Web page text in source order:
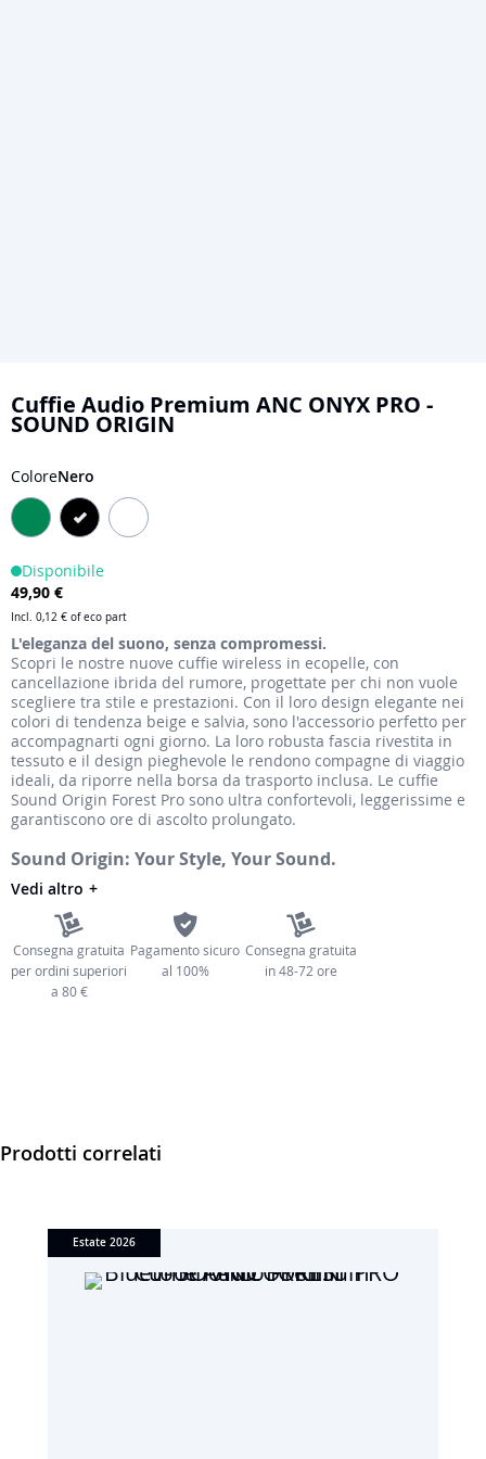
all'inizio
della
di
immagini
Cuffie Audio Premium ANC ONYX PRO -
SOUND ORIGIN
ColoreNero
Disponibile
49,90 €
Incl. 0,12 € of eco part
L'eleganza del suono, senza compromessi.
Scopri le nostre nuove cuffie wireless in ecopelle, con
cancellazione ibrida del rumore, progettate per chi non vuole
scegliere tra stile e prestazioni. Con il loro design elegante nei
colori di tendenza beige e salvia, sono l'accessorio perfetto per
accompagnarti ogni giorno. La loro robusta fascia rivestita in
tessuto e il design pieghevole le rendono compagne di viaggio
ideali, da riporre nella borsa da trasporto inclusa. Le cuffie
Sound Origin Forest Pro sono ultra confortevoli, leggerissime e
garantiscono ore di ascolto prolungato.
Sound Origin: Your Style, Your Sound.
Vedi altro
Consegna gratuita
per ordini superiori
a 80 €
Pagamento sicuro
al 100%
Consegna gratuita
in 48-72 ore
Prodotti correlati
Estate 2026